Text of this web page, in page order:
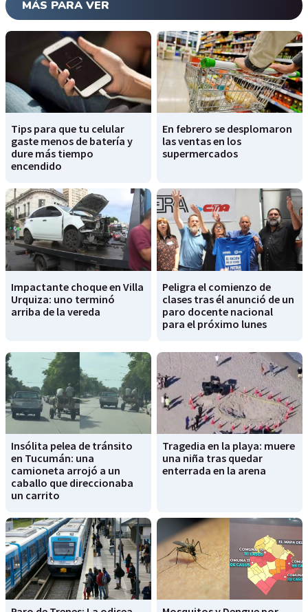
MÁS PARA VER
Tips para que tu celular
gaste menos de batería y
dure más tiempo
encendido
En febrero se desplomaron
las ventas en los
supermercados
Impactante choque en Villa
Urquiza: uno terminó
arriba de la vereda
Peligra el comienzo de
clases tras él anunció de un
paro docente nacional
para el próximo lunes
Insólita pelea de tránsito
en Tucumán: una
camioneta arrojó a un
caballo que direccionaba
un carrito
Tragedia en la playa: muere
una niña tras quedar
enterrada en la arena